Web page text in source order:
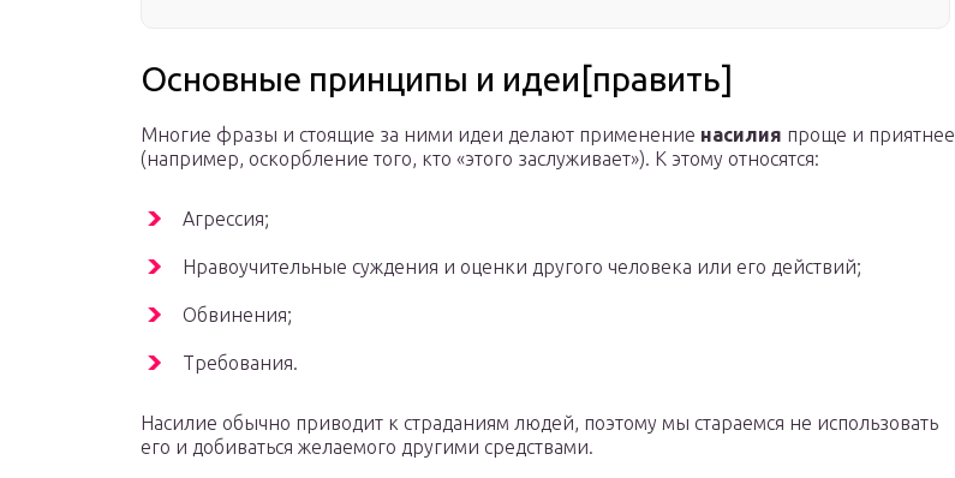
Основные принципы и идеи[править]
Многие фразы и стоящие за ними идеи делают применение насилия проще и приятнее
(например, оскорбление того, кто «этого заслуживает»). К этому относятся:
Агрессия;
Нравоучительные суждения и оценки другого человека или его действий;
Обвинения;
Требования.
Насилие обычно приводит к страданиям людей, поэтому мы стараемся не использовать
его и добиваться желаемого другими средствами.